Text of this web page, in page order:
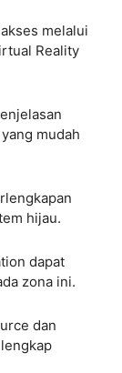
melalui
Reality
mudah
hijau.
dapat
zona ini.
dan